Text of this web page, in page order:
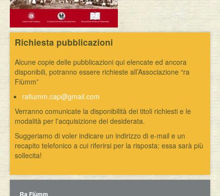
Richiesta pubblicazioni
Alcune copie delle pubblicazioni qui elencate ed ancora
disponibili, potranno essere richieste all’Associazione “ra
Fiùmm”
rafiumm.cap@gmail.com
Verranno comunicate la disponibilità dei titoli richiesti e le
modalità per l'acquisizione dei desiderata.
Suggeriamo di voler indicare un indirizzo di e-mail e un
recapito telefonico a cui riferirsi per la risposta: essa sarà più
sollecita!
Ra Fiùmm